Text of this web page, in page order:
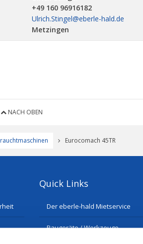
+49 160 96916182
Ulrich.Stingel@eberle-hald.de
Metzingen
NACH OBEN
Eurocomach 45TR
Quick Links
Der eberle-hald Mietservice
Baugeräte / Werkzeuge